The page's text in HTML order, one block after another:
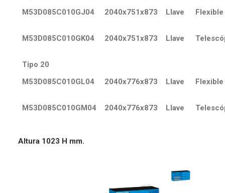
M53D085C010GJ04
2040x751x873 Llave Flexible
M53D085C010GK04 2040x751x873 Llave
Tipo 20
M53D085C010GL04
2040x776x873 Llave Flexible
M53D085C010GM04 2040x776x873 Llave
Altura 1023 H mm.